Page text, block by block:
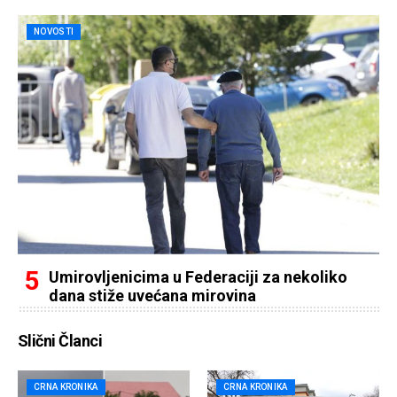
NOVOSTI
Umirovljenicima u Federaciji za nekoliko
dana stiže uvećana mirovina
Slični Članci
CRNA KRONIKA CRNA KRONIKA